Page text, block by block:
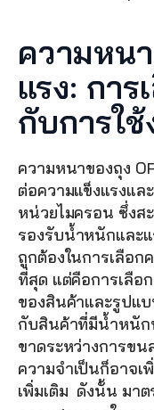
ความหน
แรง: การ
กับการใ
ความหนาของถุง
ต่อความแข็งแรงแล
หน่วยไมครอน ซึ่งส
รองรับน้ำหนักและ
ถูกต้องในการเลือก
ที่สุด แต่คือการเลือ
ของสินค้าและรูปแบ
กับสินค้าที่มีน้ำหนัก
ขาดระหว่างการข
ความจำเป็นก็อาจเ
เพิ่มเติม  ดังนั้น มา